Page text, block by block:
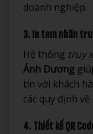
doanh nghiệp.
3. In tem nhãn
Hệ thống truy
Ánh Dương
tin với khách
các quy định
4. Thiết kế QR